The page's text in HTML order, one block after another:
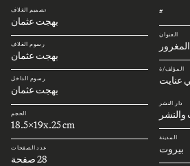
#
العنوان
المؤلف/ة
عنايت
دار النشر
المدينة
بيروت
تصميم الغلاف
بهجت عثمان
رسوم الغلاف
بهجت عثمان
رسوم الداخل
بهجت عثمان
الحجم
18.5x19x.25 cm
عدد الصفحات
28 صفحة